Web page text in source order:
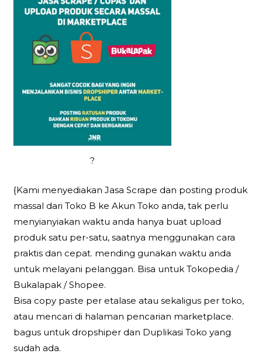
?
{Kami menyediakan Jasa Scrape dan posting produk
massal dari Toko B ke Akun Toko anda, tak perlu
menyianyiakan waktu anda hanya buat upload
produk satu per-satu, saatnya menggunakan cara
praktis dan cepat. mending gunakan waktu anda
untuk melayani pelanggan. Bisa untuk Tokopedia /
Bukalapak / Shopee.
Bisa copy paste per etalase atau sekaligus per toko,
atau mencari di halaman pencarian marketplace.
bagus untuk dropshiper dan Duplikasi Toko yang
sudah ada.